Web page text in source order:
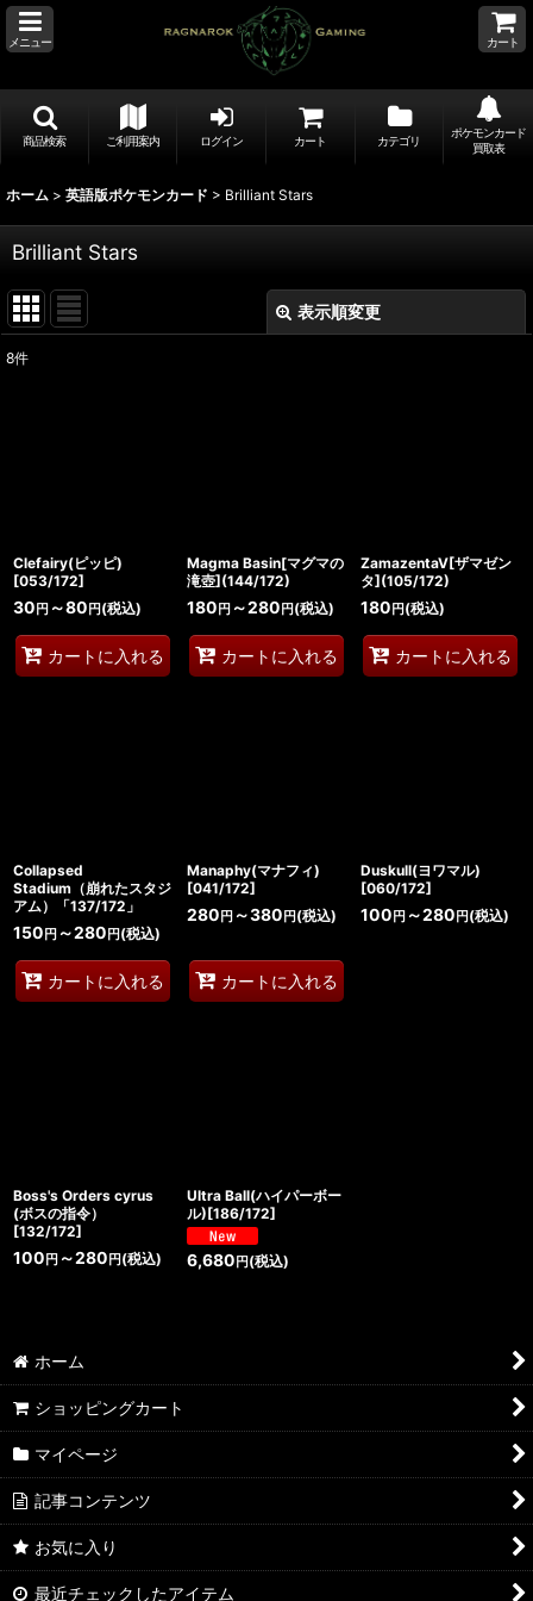
メニュー カート
商品検索 ご利用案内 ログイン カート カテゴリ
ポケモンカード
買取表
ホーム > 英語版ポケモンカード > Brilliant Stars
Brilliant Stars
表示順変更
8件
Clefairy(ピッピ)
[053/172]
30 円 ～80 円 (税込)
カートに入れる
Magma Basin[マグマの
滝壺](144/172)
180 円～280 円(税込)
カートに入れる
ZamazentaV[ザマゼン
タ](105/172)
180 円(税込)
カートに入れる
Collapsed
Stadium（崩れたスタジ
アム）「137/172」
150 円 ～280 円 (税込)
カートに入れる
Manaphy(マナフィ)
[041/172]
280 円～380 円(税込)
カートに入れる
Duskull(ヨワマル)
[060/172]
100 円～280 円(税込)
Boss's Orders cyrus
(ボスの指令）
[132/172]
100 円 ～280 円 (税込)
Ultra Ball(ハイパーボー
ル)[186/172]
6,680 円(税込)
ホーム
ショッピングカート
マイページ
記事コンテンツ
お気に入り
最近チェックしたアイテム